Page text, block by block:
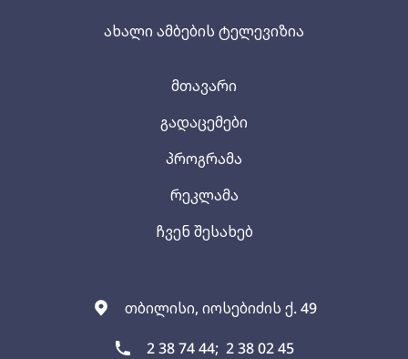
ახალი ამბების ტელევიზია
თბილისი, იოსებიძის ქ. 49
2 38 74 44; 2 38 02 45
მთავარი
გადაცემები
პროგრამა
რეკლამა
ჩვენ შესახებ